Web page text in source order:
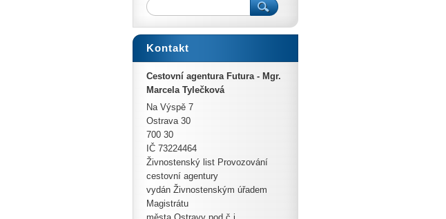
Kontakt
Cestovní agentura Futura - Mgr.
Marcela Tylečková
Na Výspě 7
Ostrava 30
700 30
IČ 73224464
Živnostenský list Provozování
cestovní agentury
vydán Živnostenským úřadem
Magistrátu